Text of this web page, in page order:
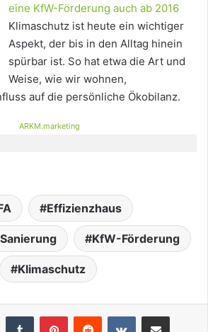
eine KfW-Förderung auch ab 2016
Klimaschutz ist heute ein wichtiger
Aspekt, der bis in den Alltag hinein
spürbar ist. So hat etwa die Art und
Weise, wie wir wohnen,
auf die persönliche Ökobilanz.
ARKM.marketing
Effizienzhaus
KfW-Förderung
Klimaschutz